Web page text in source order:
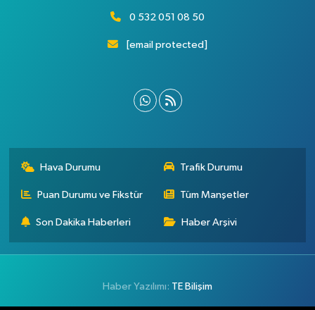
0 532 051 08 50
[email protected]
Hava Durumu Trafik Durumu
Puan Durumu ve Fikstür Tüm Manşetler
Son Dakika Haberleri Haber Arşivi
Haber Yazılımı: TE Bilişim